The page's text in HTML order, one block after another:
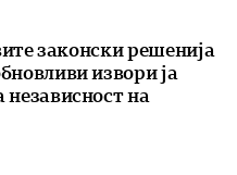
законски решенија
извори ја
независност на